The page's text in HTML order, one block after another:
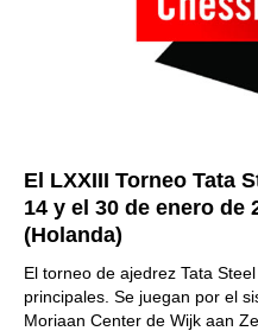
El LXXIII Torneo Tata
14 y el 30 de enero de
(Holanda)
El torneo de ajedrez Tata
principales. Se juegan por el
Moriaan Center de Wijk aan